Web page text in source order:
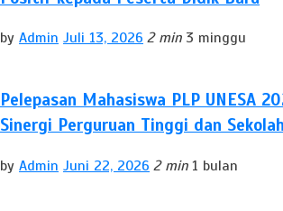
by Admin Juli 13, 2026 2 min 3 minggu
Pelepasan Mahasiswa PLP UNESA
Sinergi Perguruan Tinggi dan Sekolah
by Admin Juni 22, 2026 2 min 1 bulan